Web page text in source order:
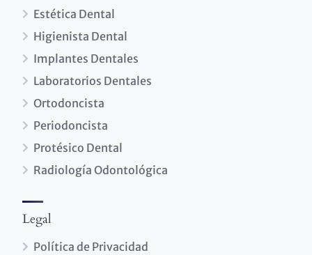
Estética Dental
Higienista Dental
Implantes Dentales
Laboratorios Dentales
Ortodoncista
Periodoncista
Protésico Dental
Radiología Odontológica
Legal
Política de Privacidad